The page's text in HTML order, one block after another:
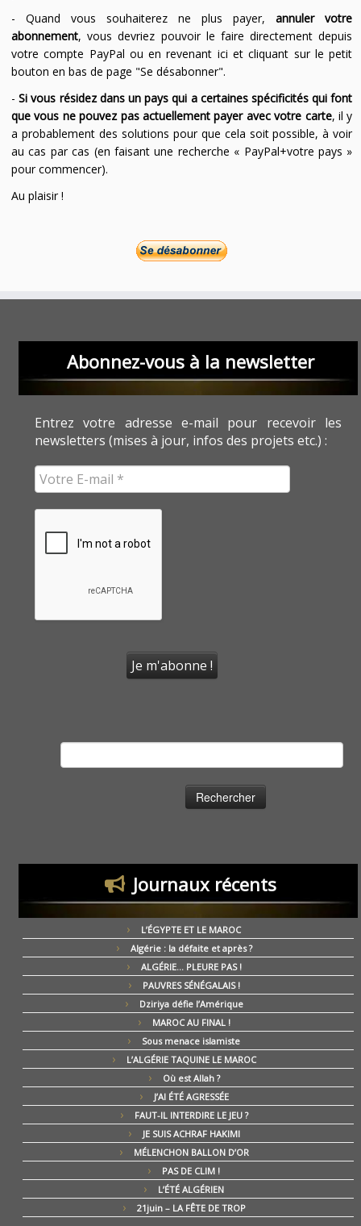
- Quand vous souhaiterez ne plus payer,annuler votre
abonnement, vous devriez pouvoir le faire directement depuis
votre compte PayPal ou en revenant ici et cliquant sur le petit
bouton en bas de page "Se désabonner".
-Si vous résidez dans un pays qui a certaines spécificités qui font
que vous ne pouvez pas actuellement payer avec votre carte, il y
a probablement des solutions pour que cela soit possible, à voir
au cas par cas (en faisant une recherche « PayPal+votre pays »
pour commencer).
Au plaisir !
Abonnez-vous à la newsletter
Entrez votre adresse e-mail pour recevoir les
newsletters (mises à jour, infos des projets etc.) :
Journaux récents
L’ÉGYPTE ET LE MAROC
Algérie : la défaite et après ?
ALGÉRIE… PLEURE PAS !
PAUVRES SÉNÉGALAIS !
Dziriya défie l’Amérique
MAROC AU FINAL !
Sous menace islamiste
L’ALGÉRIE TAQUINE LE MAROC
Où est Allah ?
J’AI ÉTÉ AGRESSÉE
FAUT-IL INTERDIRE LE JEU ?
JE SUIS ACHRAF HAKIMI
MÉLENCHON BALLON D’OR
PAS DE CLIM !
L’ÉTÉ ALGÉRIEN
21juin – LA FÊTE DE TROP